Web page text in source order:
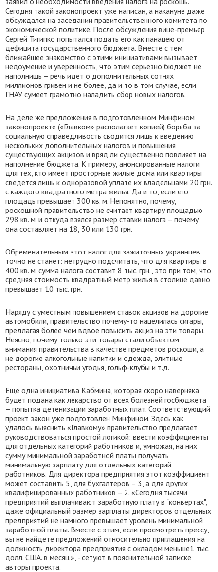
Сегодня такой законопроект уже написан, а накануне даже
обсуждался на заседании правительственного комитета по
экономической политике. После обсуждения вице-премьер
Сергей Тигипко попытался подать его как панацею от
дефицита государственного бюджета. Вместе с тем
ближайшее знакомство с этими инициативами вызывает
недоумение и уверенность, что этим серьезно бюджет не
наполнишь – речь идет о дополнительных сотнях
миллионов гривен и не более, да и то в том случае, если
ГНАУ сумеет грамотно наладить сбор новых налогов.
На деле же предложения в подготовленном Минфином
законопроекте («Главком» располагает копией) борьба за
социальную справедливость сводится лишь к введению
нескольких дополнительных налогов и повышения
существующих акцизов и вряд ли существенно повлияет на
наполнение бюджета. К примеру, анонсированные налоги
для тех, кто имеет просторные жилые дома или квартиры
сведется лишь к одноразовой уплате их владельцами 20 грн.
с каждого квадратного метра жилья. Да и то, если его
площадь превышает 300 кв. м. Непонятно, почему,
роскошной правительство не считает квартиру площадью
298 кв. м. и откуда взялся размер ставки налога – почему
она составляет на 18, 30 или 130 грн.
Обременительным этот налог для зажиточных украинцев
точно не станет: нетрудно подсчитать, что для квартиры в
400 кв. м. сумма налога составит 8 тыс. грн., это при том, что
средняя стоимость квадратный метр жилья в столице давно
превышает 10 тыс. грн.
Наряду с уместным повышением ставок акцизов на дорогие
автомобили, правительство почему-то нацелилась сигары,
предлагая более чем вдвое повысить акциз на эти товары.
Неясно, почему только эти товары стали объектом
внимания правительства в качестве предметов роскоши, а
не дорогие алкогольные напитки и одежда, элитные
рестораны, охотничьи угодья, гольф-клубы и т.д.
Еще одна инициатива Кабмина, которая скоро наверняка
будет подана как лекарство от всех болезней госбюджета
– попытка детенизации заработных плат. Соответствующий
проект закон уже подготовлен Минфином. Здесь как
удалось выяснить «Главкому» правительство предлагает
руководствоваться простой логикой: ввести коэффициенты
для отдельных категорий работников и, умножая, на них
сумму минимальной заработной платы получать
минимальную зарплату для отдельных категорий
работников. Для директора предприятия этот коэффициент
может составить 5, для бухгалтеров – 3, а для других
квалифицированных работников – 2. «Сегодня тысячи
предприятий выплачивают заработную плату в "конвертах",
даже официальный размер зарплаты директоров отдельных
предприятий не намного превышает уровень минимальной
заработной платы. Вместе с этим, если просмотреть прессу,
вы не найдете предложений относительно приглашения на
должность директора предприятия с окладом меньше1 тыс.
долл. США. в месяц.», - сетуют в пояснительной записке
авторы проекта.